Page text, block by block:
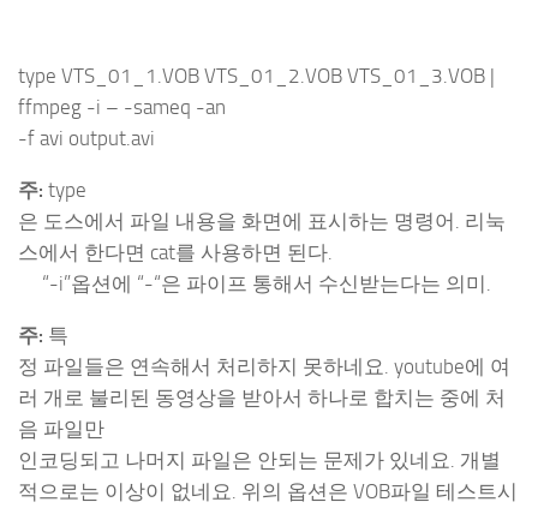
type VTS_01_1.VOB VTS_01_2.VOB VTS_01_3.VOB |
ffmpeg -i – -sameq -an
-f avi output.avi
주: type
은 도스에서 파일 내용을 화면에 표시하는 명령어. 리눅
스에서 한다면 cat를 사용하면 된다.
“-i”옵션에 “-“은 파이프 통해서 수신받는다는 의미.
주: 특
정 파일들은 연속해서 처리하지 못하네요. youtube에 여
러 개로 불리된 동영상을 받아서 하나로 합치는 중에 처
음 파일만
인코딩되고 나머지 파일은 안되는 문제가 있네요. 개별
적으로는 이상이 없네요. 위의 옵션은 VOB파일 테스트시